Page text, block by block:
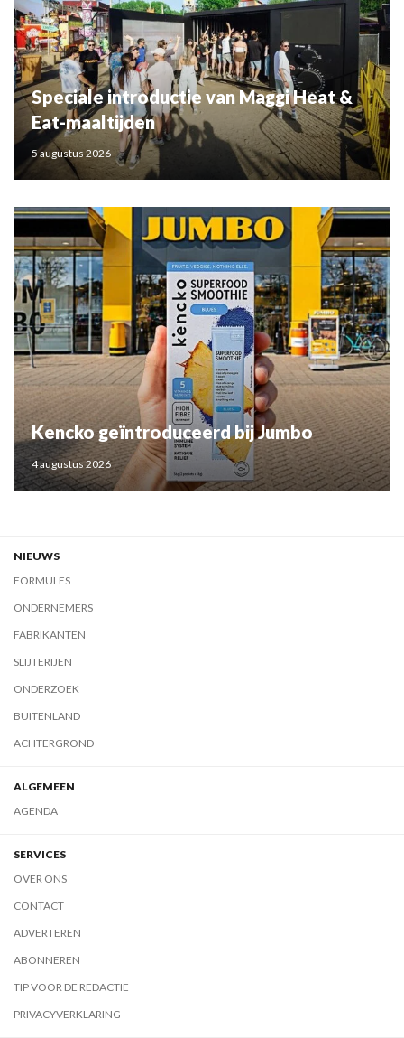
Speciale introductie van Maggi Heat &
Eat-maaltijden
5 augustus 2026
Kencko geïntroduceerd bij Jumbo
4 augustus 2026
NIEUWS
FORMULES
ONDERNEMERS
FABRIKANTEN
SLIJTERIJEN
ONDERZOEK
BUITENLAND
ACHTERGROND
ALGEMEEN
AGENDA
SERVICES
OVER ONS
CONTACT
ADVERTEREN
ABONNEREN
TIP VOOR DE REDACTIE
PRIVACYVERKLARING